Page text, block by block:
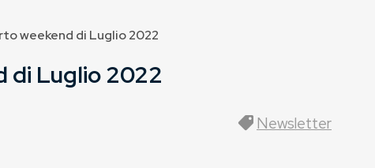
weekend di Luglio 2022
di Luglio 2022
Newsletter